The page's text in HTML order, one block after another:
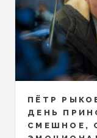
ПЁТР
ДЕНЬ
СМЕШНОЕ,